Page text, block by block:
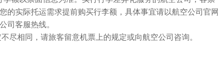
的实际托运需求提前购买行李额，具体事宜请以航空公司官网
司客服热线。
尽相同，请旅客留意机票上的规定或向航空公司咨询。